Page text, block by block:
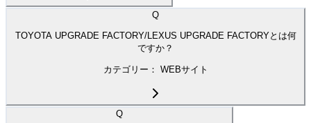
Q
TOYOTA UPGRADE FACTORY/LEXUS UPGRADE FACTORYとは何
ですか？
カテゴリー： WEBサイト
Q